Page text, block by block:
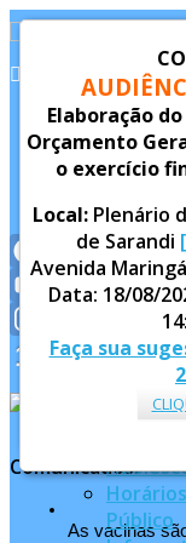
Inicial
Notícias
Serviços
Público
Você está
Página
Notícias
Cronograma
Facebook
YouTube
Channel
Instagram
18
NOVEMBRO
2022
Comunicados:
As vacinas
Elaboração
Orçamento
o exercício
Local: Plenário
de Sarandi
Avenida
Data: 18/08/
Faça sua